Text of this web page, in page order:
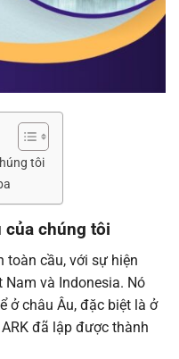
tôi
của chúng tôi
toàn cầu, với sự hiện
và Indonesia. Nó
ở châu Âu, đặc biệt là ở
đã lập được thành